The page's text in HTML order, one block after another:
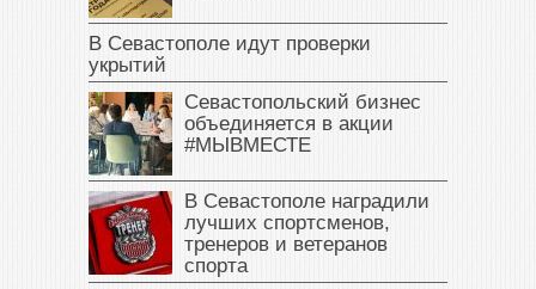
В Севастополе идут проверки
укрытий
Севастопольский бизнес
объединяется в акции
#МЫВМЕСТЕ
В Севастополе наградили
лучших спортсменов,
тренеров и ветеранов
спорта